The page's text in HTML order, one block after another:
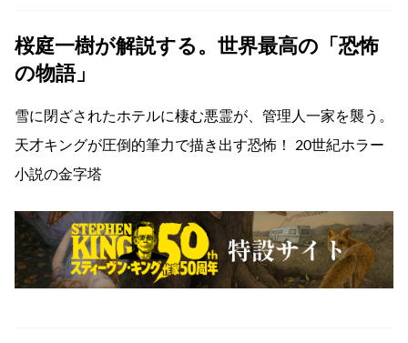
桜庭一樹が解説する。世界最高の「恐怖
の物語」
雪に閉ざされたホテルに棲む悪霊が、管理人一家を襲う。
天才キングが圧倒的筆力で描き出す恐怖！ 20世紀ホラー
小説の金字塔